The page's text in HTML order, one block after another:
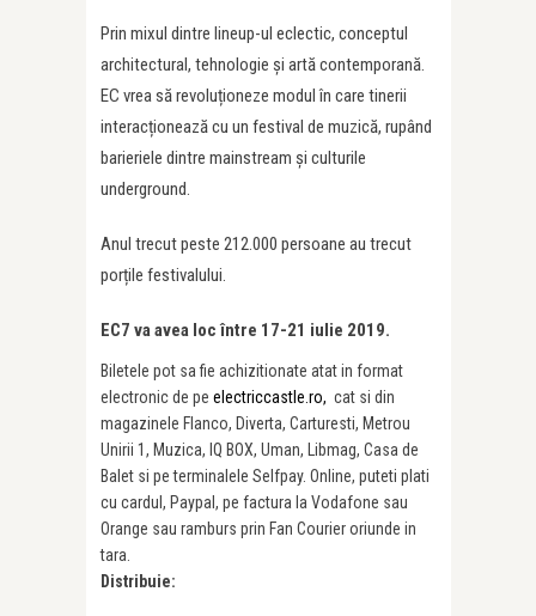
Prin mixul dintre lineup-ul eclectic, conceptul
architectural, tehnologie și artă contemporană.
EC vrea să revoluționeze modul în care tinerii
interacționează cu un festival de muzică, rupând
barieriele dintre mainstream și culturile
underground.
Anul trecut peste 212.000 persoane au trecut
porțile festivalului.
EC7 va avea loc între 17-21 iulie 2019.
Biletele pot sa fie achizitionate atat in format
electronic de pe electriccastle.ro, cat si din
magazinele Flanco, Diverta, Carturesti, Metrou
Unirii 1, Muzica, IQ BOX, Uman, Libmag, Casa de
Balet si pe terminalele Selfpay. Online, puteti plati
cu cardul, Paypal, pe factura la Vodafone sau
Orange sau ramburs prin Fan Courier oriunde in
tara.
Distribuie: